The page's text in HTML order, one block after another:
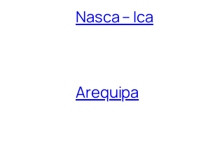
Nasca – Ica
Arequipa